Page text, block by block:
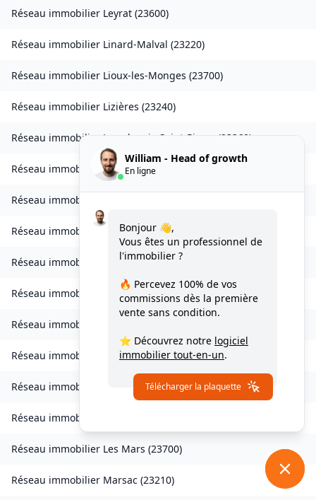
Réseau immobilier Leyrat (23600)
Réseau immobilier Linard-Malval (23220)
Réseau immobilier Lioux-les-Monges (23700)
Réseau immobilier Lizières (23240)
Réseau immobilier Lourdoueix-Saint-Pierre (23360)
Réseau immobilierLupersat(23190
Réseau immobilier
Réseau immobilier Magnat-l'Étrange
Réseau immobilier Mainsat(23700
Réseau immobilier Maison-Feyne(23800 )
Réseau immobilier
Réseau immobilier Malleret(23260)
Réseau immobilier Malleret-Boussac(23600)
Réseau immobilier
Réseau immobilier Les Mars (23700)
Réseau immobilier Marsac (23210)
William - Head of growth
En ligne
Bonjour 👋,
Vous êtes un professionnel de
l'immobilier ?
🔥 Percevez 100% de vos
commissions dès la première
vente sans condition.
⭐ Découvrez notre logiciel
immobilier tout-en-un.
Télécharger la plaquette